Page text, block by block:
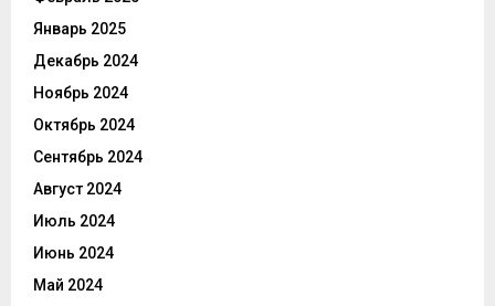
Январь 2025
Декабрь 2024
Ноябрь 2024
Октябрь 2024
Сентябрь 2024
Август 2024
Июль 2024
Июнь 2024
Май 2024